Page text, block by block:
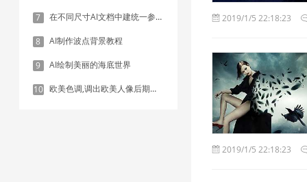
7 在不同尺寸AI文档中建统一参考线 - 方法1：对齐和分布
8 AI制作波点背景教程
9 AI绘制美丽的海底世界
10 欧美色调,调出欧美人像后期色调实例
2019/1/5 22:18:23
2019/1/5 22:18:23